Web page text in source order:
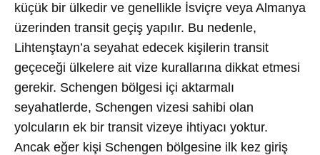
küçük bir ülkedir ve genellikle İsviçre veya Almanya
üzerinden transit geçiş yapılır. Bu nedenle,
Lihtenştayn’a seyahat edecek kişilerin transit
geçeceği ülkelere ait vize kurallarına dikkat etmesi
gerekir. Schengen bölgesi içi aktarmalı
seyahatlerde, Schengen vizesi sahibi olan
yolcuların ek bir transit vizeye ihtiyacı yoktur.
Ancak eğer kişi Schengen bölgesine ilk kez giriş